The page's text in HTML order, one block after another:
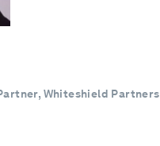
Whiteshield Partners